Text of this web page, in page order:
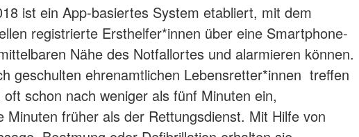
ist ein App-basiertes System etabliert, mit dem
registrierte Ersthelfer*innen über eine Smartphone-
Nähe des Notfallortes und alarmieren können.
geschulten ehrenamtlichen Lebensretter*innen treffen
schon nach weniger als fünf Minuten ein,
Minuten früher als der Rettungsdienst. Mit Hilfe von